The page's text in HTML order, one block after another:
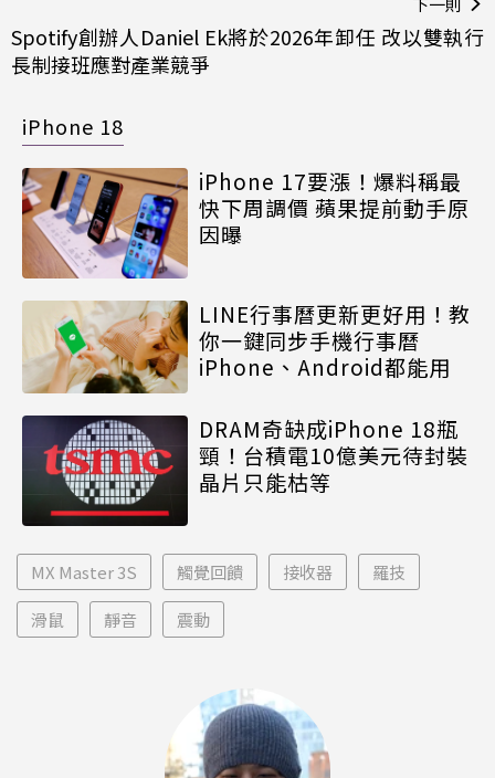
Spotify創辦人Daniel Ek將於2026年卸任 改以雙執行
長制接班應對產業競爭
iPhone 18
iPhone 17要漲！爆料稱最
快下周調價 蘋果提前動手原
因曝
LINE行事曆更新更好用！教
你一鍵同步手機行事曆
iPhone、Android都能用
DRAM奇缺成iPhone 18瓶
頸！台積電10億美元待封裝
晶片只能枯等
MX Master 3S 觸覺回饋 接收器 羅技
滑鼠 靜音 震動